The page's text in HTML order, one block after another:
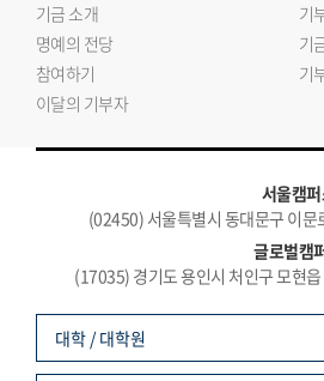
기금 소개
기
명예의 전당
기
참여하기
기
이달의 기부자
서울캠
(02450) 서울특별시 동대문구 이
글로벌캠
(17035) 경기도 용인시 처인구 모현
대학 / 대학원